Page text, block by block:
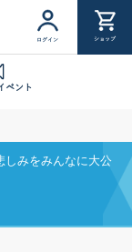
ログイン ショップ
ベント
しみをみんなに大公